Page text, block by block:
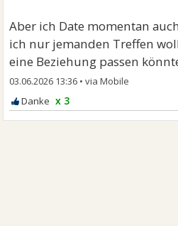
Aber ich Date momentan
ich nur jemanden Treffen
eine Beziehung passen
03.06.2026 13:36 •
x 3